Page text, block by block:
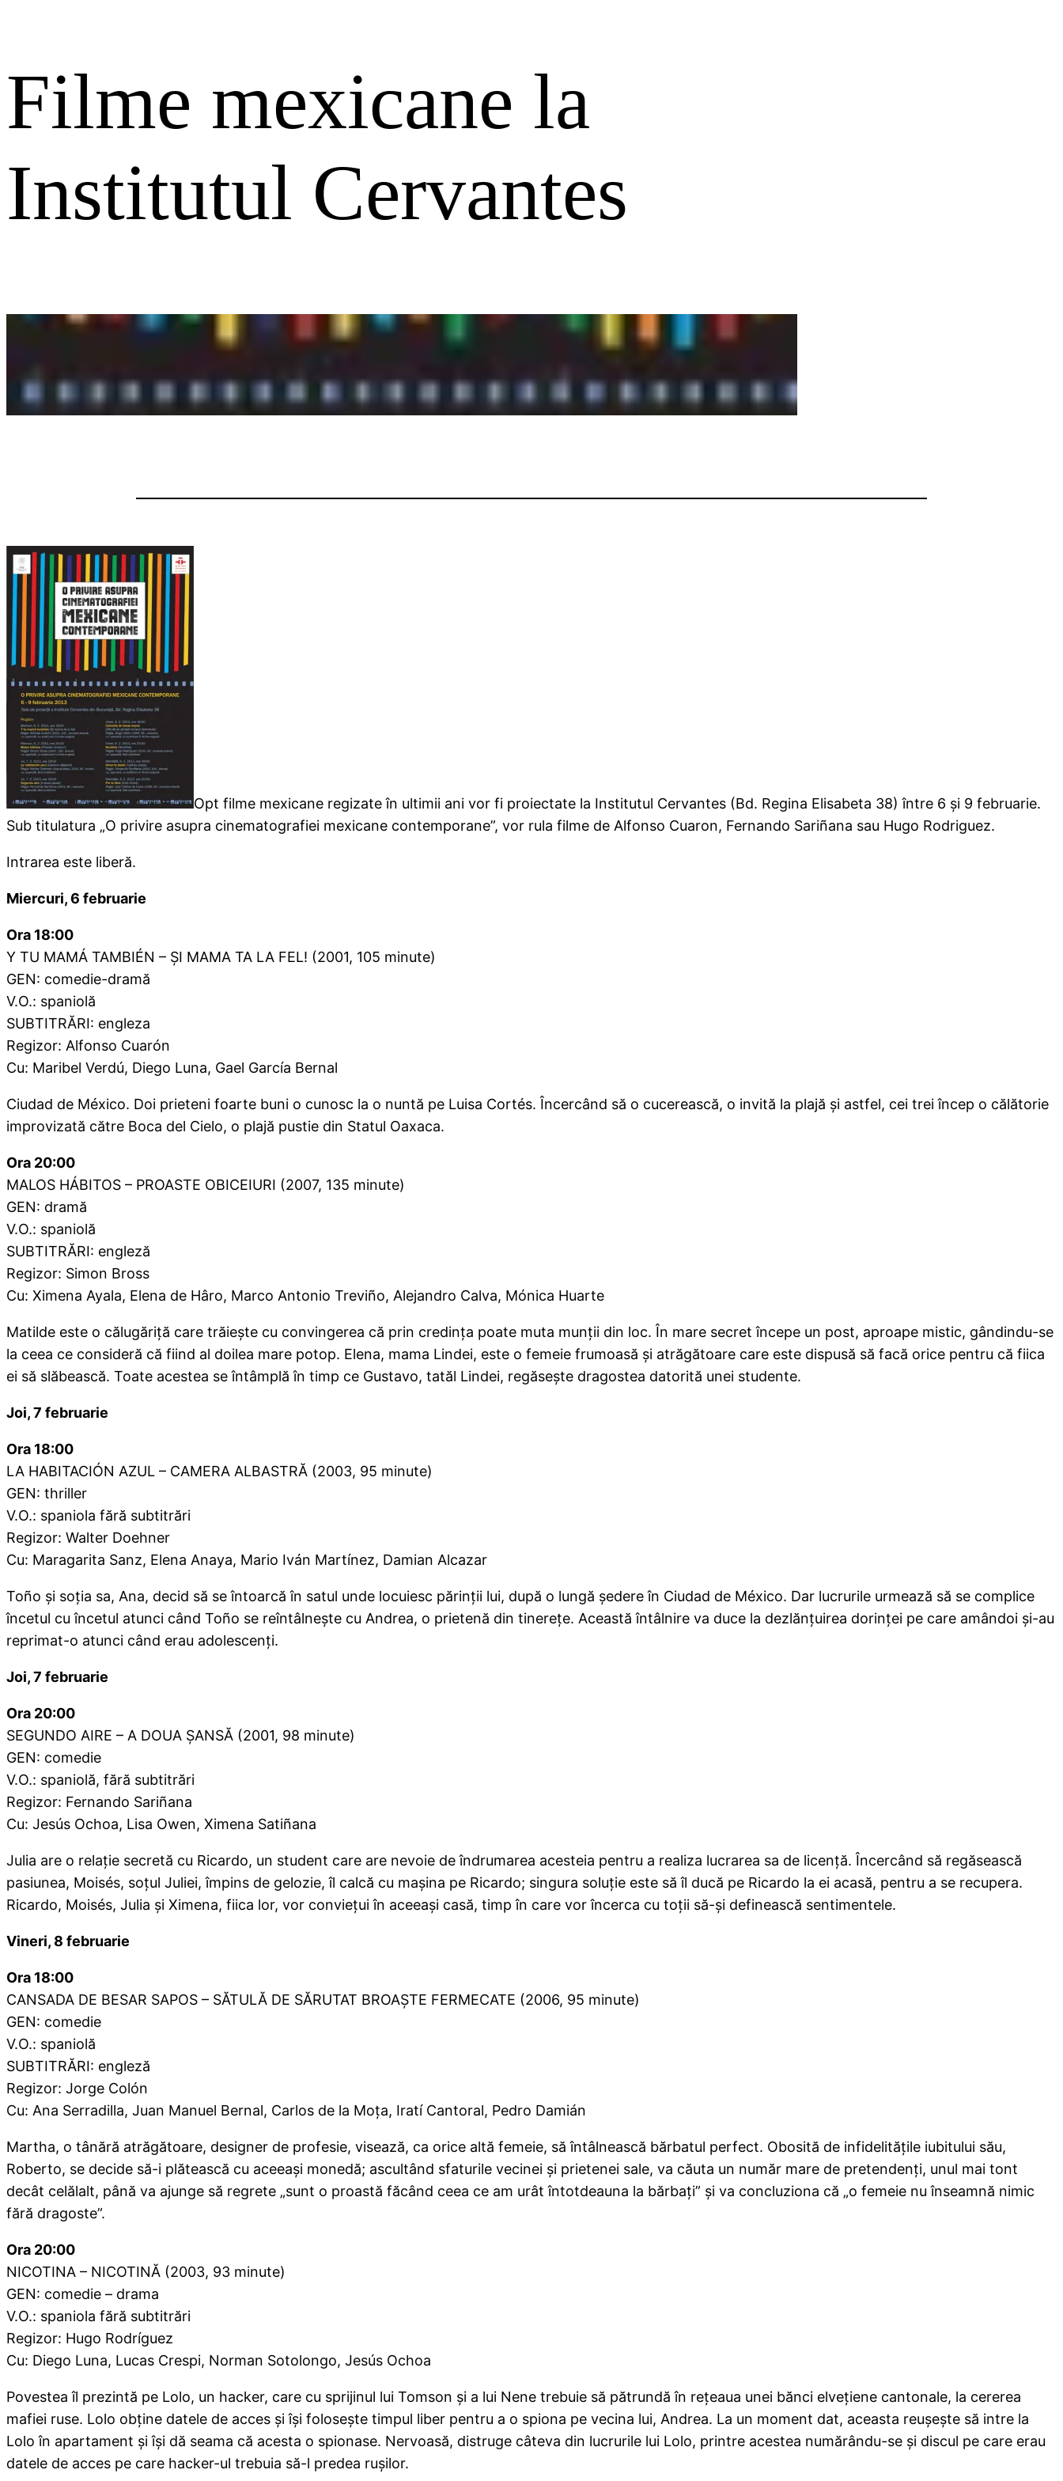
Filme mexicane la
Institutul Cervantes
Opt filme mexicane regizate în ultimii ani vor fi proiectate la Institutul Cervantes (Bd. Regina Elisabeta 38) între 6 şi 9 februarie.
Sub titulatura „O privire asupra cinematografiei mexicane contemporane”, vor rula filme de Alfonso Cuaron, Fernando Sariñana sau Hugo Rodriguez.
Intrarea este liberă.
Miercuri, 6 februarie
Ora 18:00
Y TU MAMÁ TAMBIÉN – ŞI MAMA TA LA FEL! (2001, 105 minute)
GEN: comedie-dramă
V.O.: spaniolă
SUBTITRĂRI: engleza
Regizor: Alfonso Cuarón
Cu: Maribel Verdú, Diego Luna, Gael García Bernal
Ciudad de México. Doi prieteni foarte buni o cunosc la o nuntă pe Luisa Cortés. Încercând să o cucerească, o invită la plajă şi astfel, cei trei încep o călătorie
improvizată către Boca del Cielo, o plajă pustie din Statul Oaxaca.
Ora 20:00
MALOS HÁBITOS – PROASTE OBICEIURI (2007, 135 minute)
GEN: dramă
V.O.: spaniolă
SUBTITRĂRI: engleză
Regizor: Simon Bross
Cu: Ximena Ayala, Elena de Hâro, Marco Antonio Treviño, Alejandro Calva, Mónica Huarte
Matilde este o călugăriţă care trăieşte cu convingerea că prin credinţa poate muta munţii din loc. În mare secret începe un post, aproape mistic, gândindu-se
la ceea ce consideră că fiind al doilea mare potop. Elena, mama Lindei, este o femeie frumoasă şi atrăgătoare care este dispusă să facă orice pentru că fiica
ei să slăbească. Toate acestea se întâmplă în timp ce Gustavo, tatăl Lindei, regăseşte dragostea datorită unei studente.
Joi, 7 februarie
Ora 18:00
LA HABITACIÓN AZUL – CAMERA ALBASTRĂ (2003, 95 minute)
GEN: thriller
V.O.: spaniola fără subtitrări
Regizor: Walter Doehner
Cu: Maragarita Sanz, Elena Anaya, Mario Iván Martínez, Damian Alcazar
Toño şi soţia sa, Ana, decid să se întoarcă în satul unde locuiesc părinţii lui, după o lungă şedere în Ciudad de México. Dar lucrurile urmează să se complice
încetul cu încetul atunci când Toño se reîntâlneşte cu Andrea, o prietenă din tinereţe. Această întâlnire va duce la dezlănţuirea dorinţei pe care amândoi şi-au
reprimat-o atunci când erau adolescenţi.
Joi, 7 februarie
Ora 20:00
SEGUNDO AIRE – A DOUA ŞANSĂ (2001, 98 minute)
GEN: comedie
V.O.: spaniolă, fără subtitrări
Regizor: Fernando Sariñana
Cu: Jesús Ochoa, Lisa Owen, Ximena Satiñana
Julia are o relaţie secretă cu Ricardo, un student care are nevoie de îndrumarea acesteia pentru a realiza lucrarea sa de licenţă. Încercând să regăsească
pasiunea, Moisés, soţul Juliei, împins de gelozie, îl calcă cu maşina pe Ricardo; singura soluţie este să îl ducă pe Ricardo la ei acasă, pentru a se recupera.
Ricardo, Moisés, Julia şi Ximena, fiica lor, vor convieţui în aceeaşi casă, timp în care vor încerca cu toţii să-şi definească sentimentele.
Vineri, 8 februarie
Ora 18:00
CANSADA DE BESAR SAPOS – SĂTULĂ DE SĂRUTAT BROAŞTE FERMECATE (2006, 95 minute)
GEN: comedie
V.O.: spaniolă
SUBTITRĂRI: engleză
Regizor: Jorge Colón
Cu: Ana Serradilla, Juan Manuel Bernal, Carlos de la Moţa, Iratí Cantoral, Pedro Damián
Martha, o tânără atrăgătoare, designer de profesie, visează, ca orice altă femeie, să întâlnească bărbatul perfect. Obosită de infidelităţile iubitului său,
Roberto, se decide să-i plătească cu aceeaşi monedă; ascultând sfaturile vecinei şi prietenei sale, va căuta un număr mare de pretendenţi, unul mai tont
decât celălalt, până va ajunge să regrete „sunt o proastă făcând ceea ce am urât întotdeauna la bărbaţi” şi va concluziona că „o femeie nu înseamnă nimic
fără dragoste”.
Ora 20:00
NICOTINA – NICOTINĂ (2003, 93 minute)
GEN: comedie – drama
V.O.: spaniola fără subtitrări
Regizor: Hugo Rodríguez
Cu: Diego Luna, Lucas Crespi, Norman Sotolongo, Jesús Ochoa
Povestea îl prezintă pe Lolo, un hacker, care cu sprijinul lui Tomson şi a lui Nene trebuie să pătrundă în reţeaua unei bănci elveţiene cantonale, la cererea
mafiei ruse. Lolo obţine datele de acces şi îşi foloseşte timpul liber pentru a o spiona pe vecina lui, Andrea. La un moment dat, aceasta reuşeşte să intre la
Lolo în apartament şi îşi dă seama că acesta o spionase. Nervoasă, distruge câteva din lucrurile lui Lolo, printre acestea numărându-se şi discul pe care erau
datele de acces pe care hacker-ul trebuia să-l predea ruşilor.